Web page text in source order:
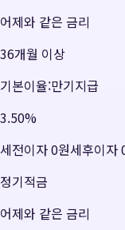
어제와 같은 금리
36개월 이상
기본이율:만기지급
3.50%
세전이자0원세후이자
정기적금
어제와 같은 금리